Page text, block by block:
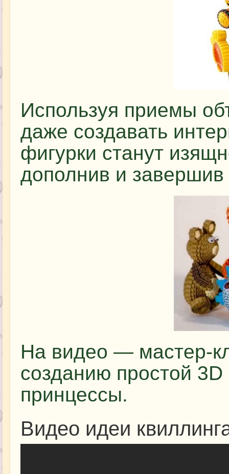
Используя приемы
даже создавать
фигурки станут
дополнив и завершив
На видео — мастер-
созданию простой 3D
принцессы.
Видео идеи